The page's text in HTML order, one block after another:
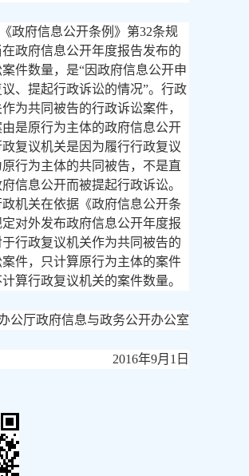
政府信息公开条例》第32条规
政府信息公开年度报告发布的
件数量，是“因政府信息公开申
、提起行政诉讼的情况”。行政
为共同被告的行政诉讼案件，
是原行为主体的政府信息公开
复议机关是因为履行行政复议
行为主体的共同被告，不是直
信息公开而被提起行政诉讼。
机关在依据《政府信息公开条
对外发布政府信息公开年度报
行政复议机关作为共同被告的
件，只计算原行为主体的案件
算行政复议机关的案件数量。
公厅政府信息与政务公开办公室
2016年9月1日